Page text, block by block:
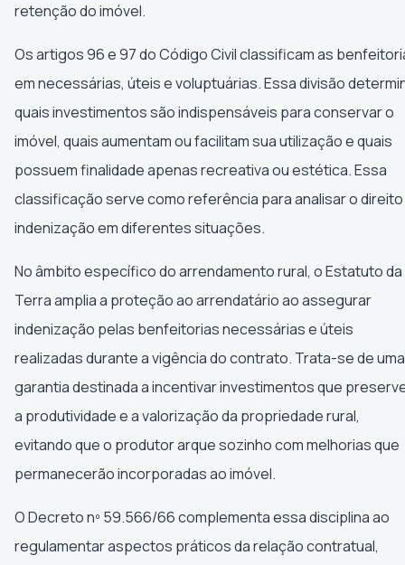
retenção do imóvel.
Os artigos 96 e 97 do Código Civil classificam as
em necessárias, úteis e voluptuárias. Essa divisão
quais investimentos são indispensáveis para conservar o
imóvel, quais aumentam ou facilitam sua utilização e quais
possuem finalidade apenas recreativa ou estética. Essa
classificação serve como referência para analisar o direito
indenização em diferentes situações.
No âmbito específico do arrendamento rural, o Estatuto da
Terra amplia a proteção ao arrendatário ao assegurar
indenização pelas benfeitorias necessárias e úteis
realizadas durante a vigência do contrato. Trata-se de uma
garantia destinada a incentivar investimentos que
a produtividade e a valorização da propriedade rural,
evitando que o produtor arque sozinho com melhorias que
permanecerão incorporadas ao imóvel.
O Decreto nº 59.566/66 complementa essa disciplina ao
regulamentar aspectos práticos da relação contratual,